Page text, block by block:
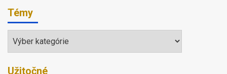
Témy
Témy
Užitočné